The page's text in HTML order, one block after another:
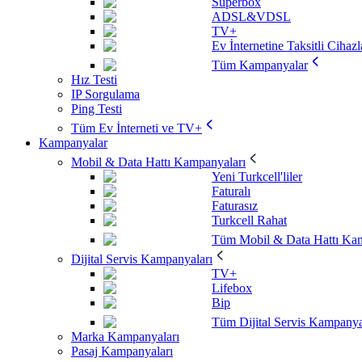
ADSL&VDSL
TV+
Ev İnternetine Taksitli
Tüm Kampanyalar
Hız Testi
IP Sorgulama
Ping Testi
Tüm Ev İnterneti ve TV+
Kampanyalar
Mobil & Data Hattı Kampanyaları
Yeni Turkcell'liler
Faturalı
Faturasız
Turkcell Rahat
Tüm Mobil & Data Hattı
Dijital Servis Kampanyaları
TV+
Lifebox
Bip
Tüm Dijital Servis
Marka Kampanyaları
Pasaj Kampanyaları